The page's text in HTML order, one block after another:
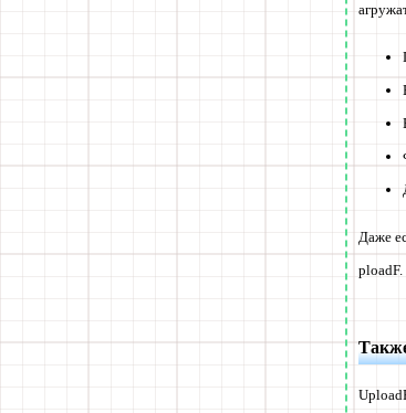
Даже
ploadF.